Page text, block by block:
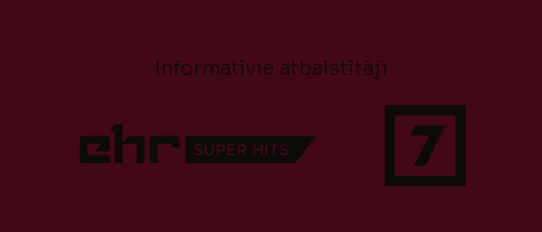
Informatīvie atbalstītāji